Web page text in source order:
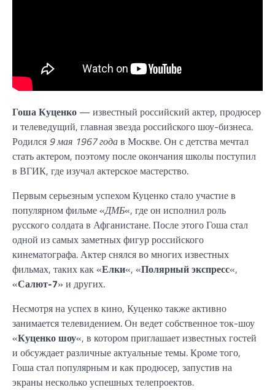
Гоша Куценко — известный российский актер, продюсер
и телеведущий, главная звезда российского шоу-бизнеса.
Родился 9 мая 1967 годав Москве. Он с детства мечтал
стать актером, поэтому после окончания школы поступил
в ВГИК, где изучал актерское мастерство.
Первым серьезным успехом Куценко стало участие в
популярном фильме «ДМБ«, где он исполнил роль
русского солдата в Афганистане. После этого Гоша стал
одной из самых заметных фигур российского
кинематографа. Актер снялся во многих известных
фильмах, таких как «Елки«, «Полярный экспресс«,
«Салют-7» и других.
Несмотря на успех в кино, Куценко также активно
занимается телевидением. Он ведет собственное ток-шоу
«Куценко шоу«, в котором приглашает известных гостей
и обсуждает различные актуальные темы. Кроме того,
Гоша стал популярным и как продюсер, запустив на
экраны несколько успешных телепроектов.